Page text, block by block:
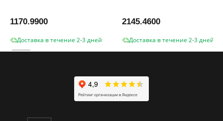
1170.9900
Доставка в течение 2-3 дней
2145.4600
Доставка в течение 2-3 дней